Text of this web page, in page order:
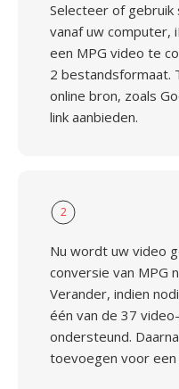
Selecteer of
vanaf uw computer,
een MPG video te
2 bestandsformaat.
online bron, zoals
link aanbieden.
2
Nu wordt uw video
conversie van MPG
Verander, indien
één van de 37
ondersteund.
toevoegen voor